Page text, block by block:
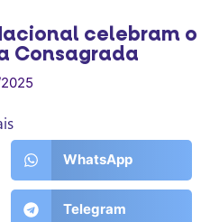
celebram o
Consagrada
WhatsApp
Telegram